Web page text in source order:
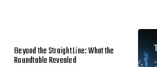
Beyond the Straight Line: What the
Roundtable Revealed